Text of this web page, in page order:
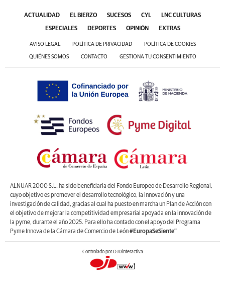
ACTUALIDAD EL BIERZO SUCESOS CYL LNC CULTURAS
ESPECIALES DEPORTES OPINIÓN EXTRAS
AVISO LEGAL POLÍTICA DE PRIVACIDAD POLÍTICA DE COOKIES
QUIÉNES SOMOS CONTACTO GESTIONA TU CONSENTIMIENTO
ALNUAR 2000 S.L. ha sido beneficiaria del Fondo Europeo de Desarrollo Regional,
cuyo objetivo es promover el desarrollo tecnológico, la innovación y una
investigación de calidad, gracias al cual ha puesto en marcha un Plan de Acción con
el objetivo de mejorar la competitividad empresarial apoyada en la innovación de
la pyme, durante el año 2025. Para ello ha contado con el apoyo del Programa
Pyme Innova de la Cámara de Comercio de León#EuropaSeSiente”
Controlado por OJDinteractiva